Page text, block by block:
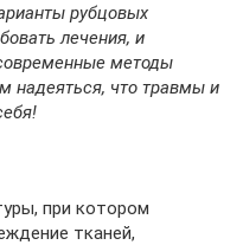
рубцовых
лечения, и
методы
надеяться, что травмы и
при котором
тканей,